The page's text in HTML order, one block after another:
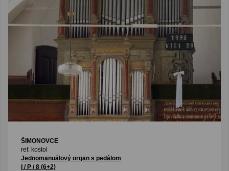
ŠIMONOVCE
ref. kostol
Jednomanuálový organ s pedálom
I / P / 8 (6+2)